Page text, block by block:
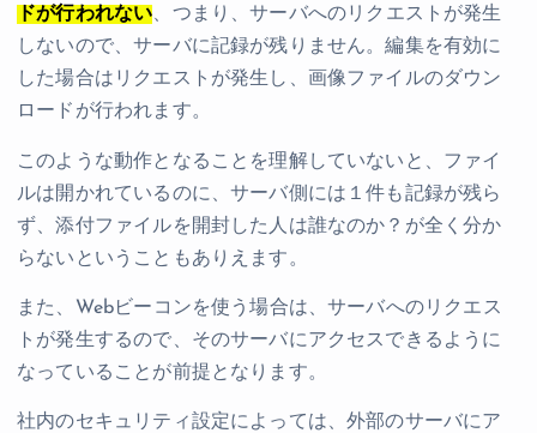
ドが行われない、つまり、サーバへのリクエストが発生
しないので、サーバに記録が残りません。編集を有効に
した場合はリクエストが発生し、画像ファイルのダウン
ロードが行われます。
このような動作となることを理解していないと、ファイ
ルは開かれているのに、サーバ側には１件も記録が残ら
ず、添付ファイルを開封した人は誰なのか？が全く分か
らないということもありえます。
また、Webビーコンを使う場合は、サーバへのリクエス
トが発生するので、そのサーバにアクセスできるように
なっていることが前提となります。
社内のセキュリティ設定によっては、外部のサーバにア